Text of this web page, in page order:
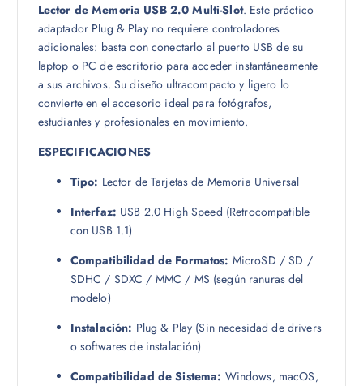
Lector de Memoria USB 2.0 Multi-Slot. Este práctico
adaptador Plug & Play no requiere controladores
adicionales: basta con conectarlo al puerto USB de su
laptop o PC de escritorio para acceder instantáneamente
a sus archivos. Su diseño ultracompacto y ligero lo
convierte en el accesorio ideal para fotógrafos,
estudiantes y profesionales en movimiento.
ESPECIFICACIONES
Tipo: Lector de Tarjetas de Memoria Universal
Interfaz: USB 2.0 High Speed (Retrocompatible
con USB 1.1)
Compatibilidad de Formatos: MicroSD / SD /
SDHC / SDXC / MMC / MS (según ranuras del
modelo)
Instalación: Plug & Play (Sin necesidad de drivers
o softwares de instalación)
Compatibilidad de Sistema: Windows, macOS,